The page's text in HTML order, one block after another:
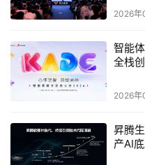
DeepDiver通过长链难题
如可以在5分钟内完成超
的专业调研报告等，大幅
华为诺亚方
2026年
智能
全栈
2026年
昇腾
产AI